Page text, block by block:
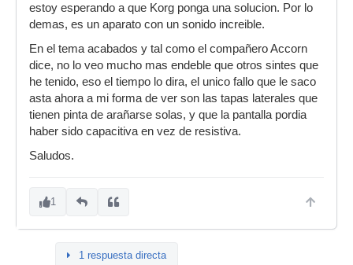
estoy esperando a que Korg ponga una solucion. Por lo
demas, es un aparato con un sonido increible.
En el tema acabados y tal como el compañero Accorn
dice, no lo veo mucho mas endeble que otros sintes que
he tenido, eso el tiempo lo dira, el unico fallo que le saco
asta ahora a mi forma de ver son las tapas laterales que
tienen pinta de arañarse solas, y que la pantalla pordia
haber sido capacitiva en vez de resistiva.
Saludos.
1
1 respuesta directa